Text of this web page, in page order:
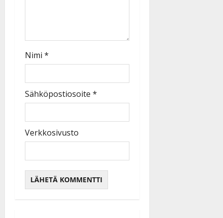
Nimi *
Sähköpostiosoite *
Verkkosivusto